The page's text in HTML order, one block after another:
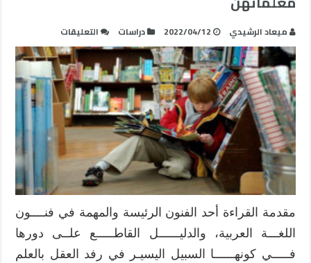
ميعاد الرشيدي 2022/04/12 دراسات التعليقات
مستوى
تمكن
تلميذات
المرحلة
الابتدائية
من
مهارات
فهم
المقروء
من
وجهة
نظر
معلماتهن
مغلقة
مقدمة القراءة أحد الفنون الرئيسة والمهمة في فنــــون
اللغـــة العربية، والدليــــــل القاطـــــع علــى دورها
فـــــي كونهــــــا السبيل اليسيـر في رفد العقل بالعلم